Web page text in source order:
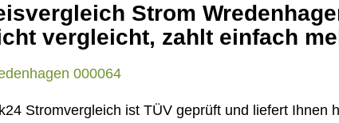
Strom
vergleicht, zahlt einfach
Stromvergleich ist TÜV geprüft und liefert Ihnen